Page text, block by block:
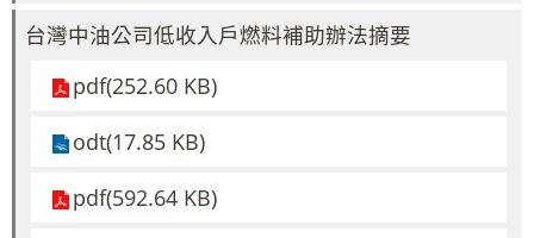
台灣中油公司低收入戶燃料補助辦法摘要
pdf(252.60 KB)
odt(17.85 KB)
pdf(592.64 KB)